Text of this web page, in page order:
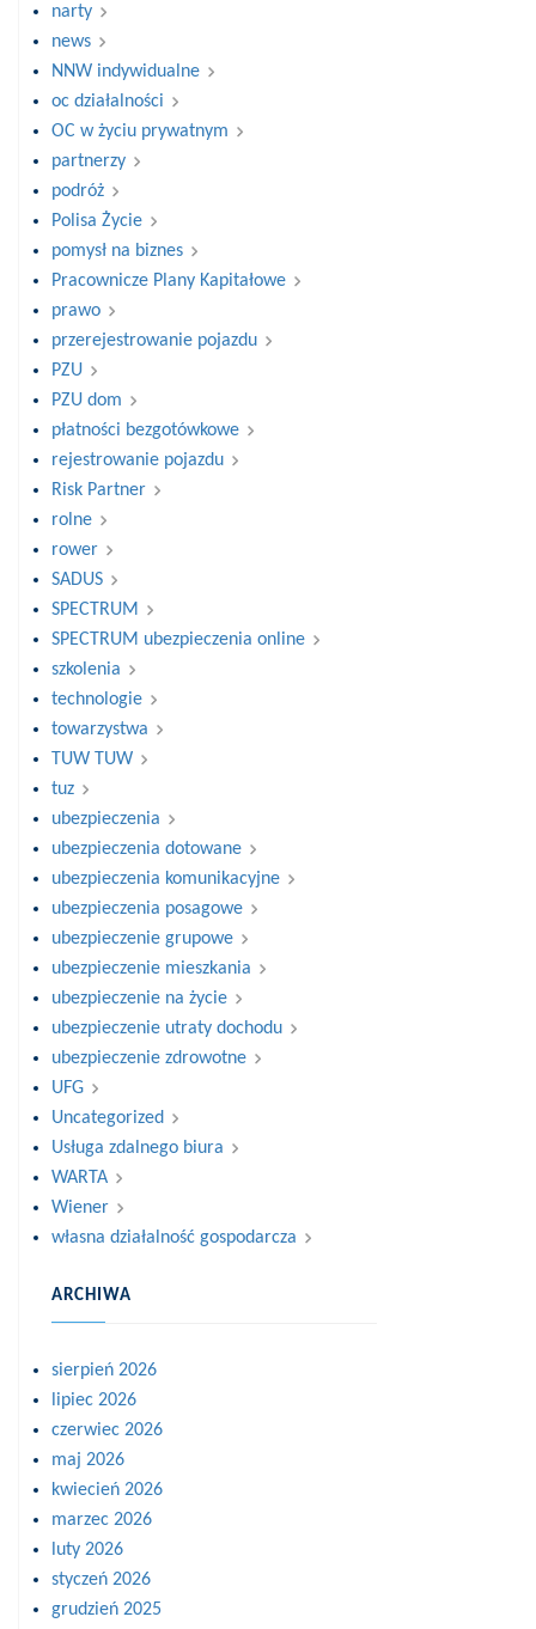
narty
news
NNW indywidualne
oc działalności
OC w życiu prywatnym
partnerzy
podróż
Polisa Życie
pomysł na biznes
Pracownicze Plany Kapitałowe
prawo
przerejestrowanie pojazdu
PZU
PZU dom
płatności bezgotówkowe
rejestrowanie pojazdu
Risk Partner
rolne
rower
SADUS
SPECTRUM
SPECTRUM ubezpieczenia online
szkolenia
technologie
towarzystwa
TUW TUW
tuz
ubezpieczenia
ubezpieczenia dotowane
ubezpieczenia komunikacyjne
ubezpieczenia posagowe
ubezpieczenie grupowe
ubezpieczenie mieszkania
ubezpieczenie na życie
ubezpieczenie utraty dochodu
ubezpieczenie zdrowotne
UFG
Uncategorized
Usługa zdalnego biura
WARTA
Wiener
własna działalność gospodarcza
ARCHIWA
sierpień 2026
lipiec 2026
czerwiec 2026
maj 2026
kwiecień 2026
marzec 2026
luty 2026
styczeń 2026
grudzień 2025